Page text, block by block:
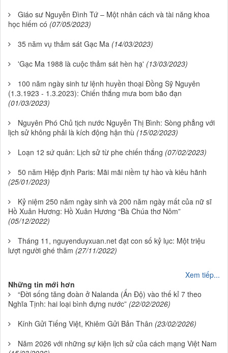
Giáo sư Nguyễn Đình Tứ – Một nhân cách và tài năng khoa
học hiếm có (07/05/2023)
35 năm vụ thảm sát Gạc Ma (14/03/2023)
'Gạc Ma 1988 là cuộc thảm sát hèn hạ' (13/03/2023)
100 năm ngày sinh tư lệnh huyền thoại Đồng Sỹ Nguyên
(1.3.1923 - 1.3.2023): Chiến thắng mưa bom bão đạn
(01/03/2023)
Nguyên Phó Chủ tịch nước Nguyễn Thị Bình: Sòng phẳng với
lịch sử không phải là kích động hận thù (15/02/2023)
Loạn 12 sứ quân: Lịch sử từ phe chiến thắng (07/02/2023)
50 năm Hiệp định Paris: Mãi mãi niềm tự hào và kiêu hãnh
(25/01/2023)
Kỷ niệm 250 năm ngày sinh và 200 năm ngày mất của nữ sĩ
Hồ Xuân Hương: Hồ Xuân Hương “Bà Chúa thơ Nôm”
(05/12/2022)
Tháng 11, nguyenduyxuan.net đạt con số kỷ lục: Một triệu
lượt người ghé thăm (27/11/2022)
Xem tiếp...
Những tin mới hơn
“Đời sống tăng đoàn ở Nalanda (Ấn Độ) vào thế kỉ 7 theo
Nghĩa Tịnh: hai loại bình đựng nước” (22/02/2026)
Kính Gửi Tiếng Việt, Khiêm Gửi Bản Thân (23/02/2026)
Năm 2026 với những sự kiện lịch sử của cách mạng Việt Nam